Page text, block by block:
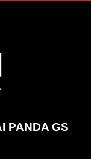
PANDA GS